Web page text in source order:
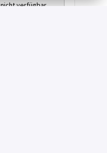
nicht verfügbar